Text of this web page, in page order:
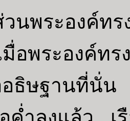
นพระองค์ท
พระองค์ทรง
อธิษฐานที่นั่น